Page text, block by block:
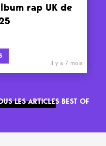
rap UK de
il y a 7 mois
LES ARTICLES BEST OF